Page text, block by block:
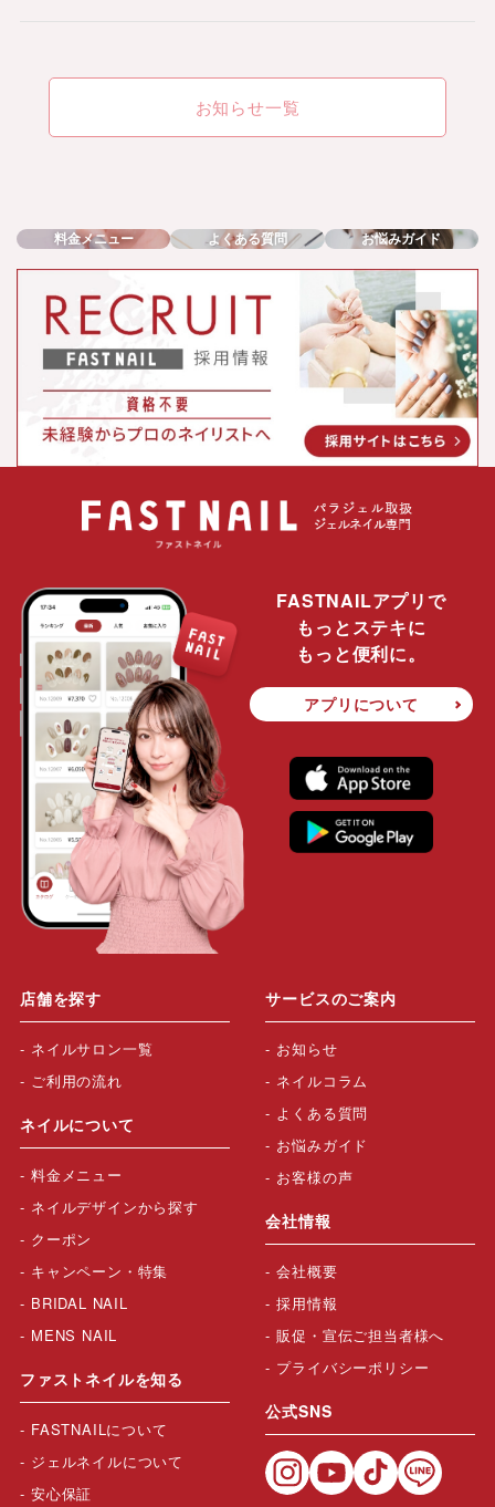
お知らせ一覧
料金メニュー よくある質問 お悩みガイド
FASTNAILアプリで
もっとステキに
もっと便利に。
アプリについて
店舗を探す
ネイルサロン一覧
ご利用の流れ
ネイルについて
料金メニュー
ネイルデザインから探す
クーポン
キャンペーン・特集
BRIDAL NAIL
MENS NAIL
ファストネイルを知る
FASTNAILについて
ジェルネイルについて
安心保証
サービスのご案内
お知らせ
ネイルコラム
よくある質問
お悩みガイド
お客様の声
会社情報
会社概要
採用情報
販促・宣伝ご担当者様へ
プライバシーポリシー
公式SNS